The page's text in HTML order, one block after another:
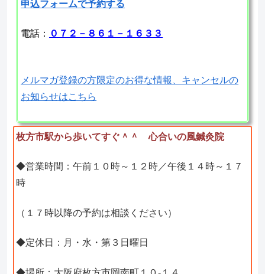
申込フォームで予約する
電話： ０７２－８６１－１６３３
メルマガ登録の方限定のお得な情報、キャンセルの
お知らせはこちら
枚方市駅から歩いてすぐ＾＾ 心合いの風鍼灸院
◆営業時間：午前１０時～１２時／午後１４時～１７
時
（１７時以降の予約は相談ください）
◆定休日：月・水・第３日曜日